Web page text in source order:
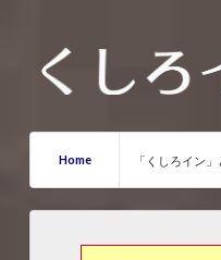
Home 「くしろイン」